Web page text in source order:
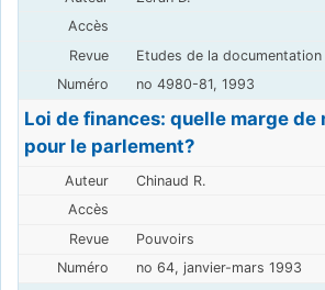
Etudes de la
no 4980-81, 1993
Loi de finances: quelle marge de
pour le parlement?
Chinaud R.
Pouvoirs
no 64, janvier-mars 1993